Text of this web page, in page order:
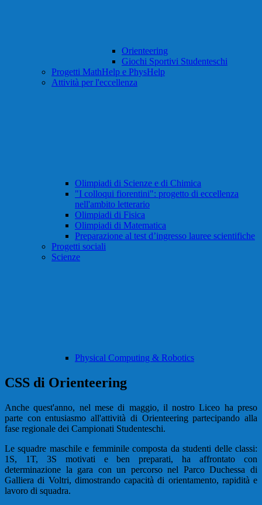
Orienteering
Giochi Sportivi Studenteschi
Progetti MathHelp e PhysHelp
Attività per l'eccellenza
Olimpiadi di Scienze e di Chimica
"I colloqui fiorentini": progetto di eccellenza
nell'ambito letterario
Olimpiadi di Fisica
Olimpiadi di Matematica
Preparazione al test d’ingresso lauree scientifiche
Progetti sociali
Scienze
Physical Computing & Robotics
CSS di Orienteering
Anche quest'anno, nel mese di maggio, il nostro Liceo ha preso
parte con entusiasmo all'attività di Orienteering partecipando alla
fase regionale dei Campionati Studenteschi.
Le squadre maschile e femminile composta da studenti delle classi:
1S, 1T, 3S motivati e ben preparati, ha affrontato con
determinazione la gara con un percorso nel Parco Duchessa di
Galliera di Voltri, dimostrando capacità di orientamento, rapidità e
lavoro di squadra.